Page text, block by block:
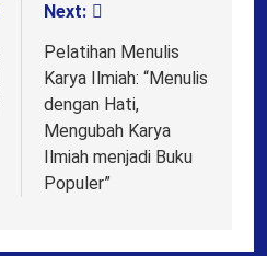
Next:
Pelatihan Menulis
Karya Ilmiah: “Menulis
dengan Hati,
Mengubah Karya
Ilmiah menjadi Buku
Populer”